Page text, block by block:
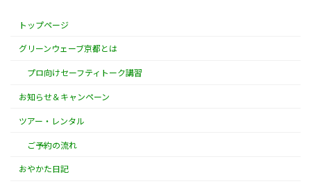
トップページ
グリーンウェーブ京都とは
プロ向けセーフティトーク講習
お知らせ＆キャンペーン
ツアー・レンタル
ご予約の流れ
おやかた日記